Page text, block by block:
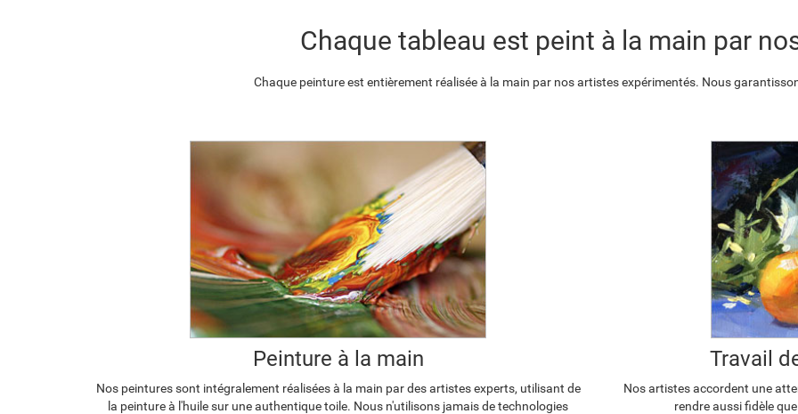
Chaque tableau est peint à la main par
Chaque peinture est entièrement réalisée à la main par nos artistes expérimentés. Nous
Peinture à la main
Nos peintures sont intégralement réalisées à la main par des artistes experts, utilisant de
la peinture à l'huile sur une authentique toile. Nous n'utilisons jamais de technologies
Travail
Nos artistes accordent une
rendre aussi fidèle